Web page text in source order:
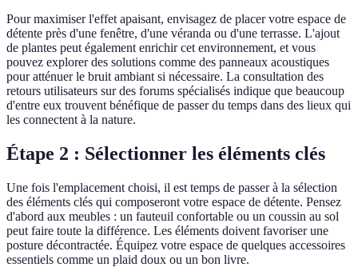
Pour maximiser l'effet apaisant, envisagez de placer votre espace de
détente près d'une fenêtre, d'une véranda ou d'une terrasse. L'ajout
de plantes peut également enrichir cet environnement, et vous
pouvez explorer des solutions comme des panneaux acoustiques
pour atténuer le bruit ambiant si nécessaire. La consultation des
retours utilisateurs sur des forums spécialisés indique que beaucoup
d'entre eux trouvent bénéfique de passer du temps dans des lieux qui
les connectent à la nature.
Étape 2 : Sélectionner les éléments clés
Une fois l'emplacement choisi, il est temps de passer à la sélection
des éléments clés qui composeront votre espace de détente. Pensez
d'abord aux meubles : un fauteuil confortable ou un coussin au sol
peut faire toute la différence. Les éléments doivent favoriser une
posture décontractée. Équipez votre espace de quelques accessoires
essentiels comme un plaid doux ou un bon livre.